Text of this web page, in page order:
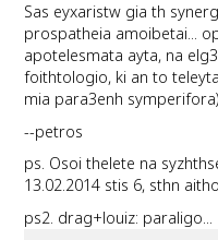
Sas eyxaristw gia th
prospatheia amoibetai...
apotelesmata ayta, na
foithtologio, ki an to
mia para3enh
--petros
ps. Osoi thelete na
13.02.2014 stis 6, sthn
ps2. drag+louiz: paraligo...